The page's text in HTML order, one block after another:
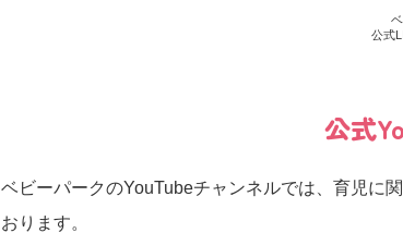
公式
公式
ベビーパークのYouTubeチャンネルでは、育児に
おります。